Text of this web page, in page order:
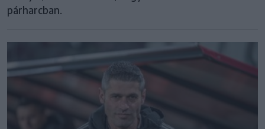
párharcban.